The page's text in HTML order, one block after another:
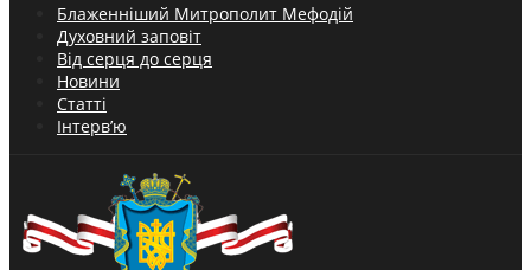
Блаженніший Митрополит Мефодій
Духовний заповіт
Від серця до серця
Новини
Статті
Інтерв’ю